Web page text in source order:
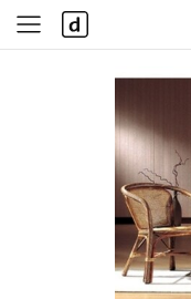
사
이
다
나
와